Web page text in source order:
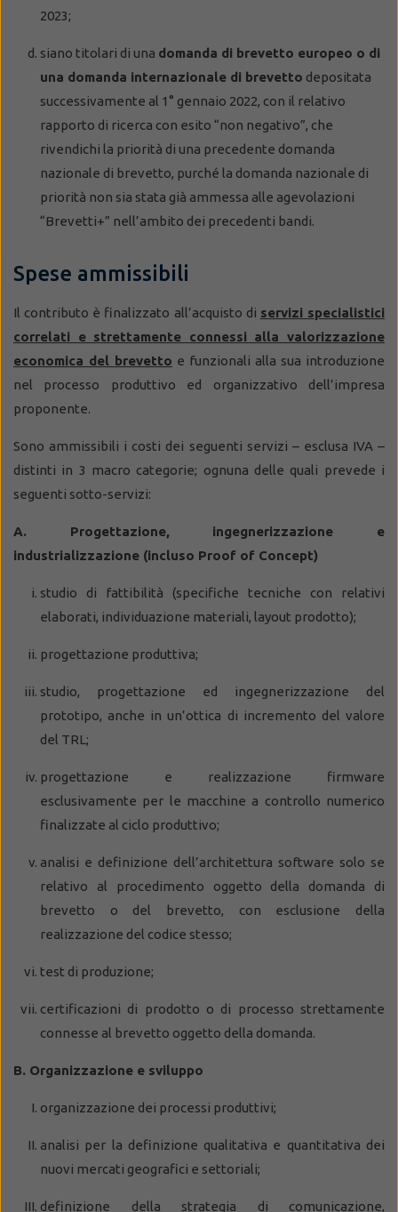
2023;
siano titolari di una domanda di brevetto europeo o di
una domanda internazionale di brevetto depositata
successivamente al 1° gennaio 2022, con il relativo
rapporto di ricerca con esito “non negativo”, che
rivendichi la priorità di una precedente domanda
nazionale di brevetto, purché la domanda nazionale di
priorità non sia stata già ammessa alle agevolazioni
“Brevetti+” nell’ambito dei precedenti bandi.
Spese ammissibili
Il contributo è finalizzato all’acquisto di servizi specialistici
correlati e strettamente connessi alla valorizzazione
economica del brevetto e funzionali alla sua introduzione
nel processo produttivo ed organizzativo dell’impresa
proponente.
Sono ammissibili i costi dei seguenti servizi – esclusa IVA –
distinti in 3 macro categorie; ognuna delle quali prevede i
seguenti sotto-servizi:
A. Progettazione, ingegnerizzazione e
industrializzazione (incluso Proof of Concept)
studio di fattibilità (specifiche tecniche con relativi
elaborati, individuazione materiali, layout prodotto);
progettazione produttiva;
studio, progettazione ed ingegnerizzazione del
prototipo, anche in un’ottica di incremento del valore
del TRL;
progettazione e realizzazione firmware
esclusivamente per le macchine a controllo numerico
finalizzate al ciclo produttivo;
analisi e definizione dell’architettura software solo se
relativo al procedimento oggetto della domanda di
brevetto o del brevetto, con esclusione della
realizzazione del codice stesso;
test di produzione;
certificazioni di prodotto o di processo strettamente
connesse al brevetto oggetto della domanda.
B. Organizzazione e sviluppo
organizzazione dei processi produttivi;
analisi per la definizione qualitativa e quantitativa dei
nuovi mercati geografici e settoriali;
definizione della strategia di comunicazione,